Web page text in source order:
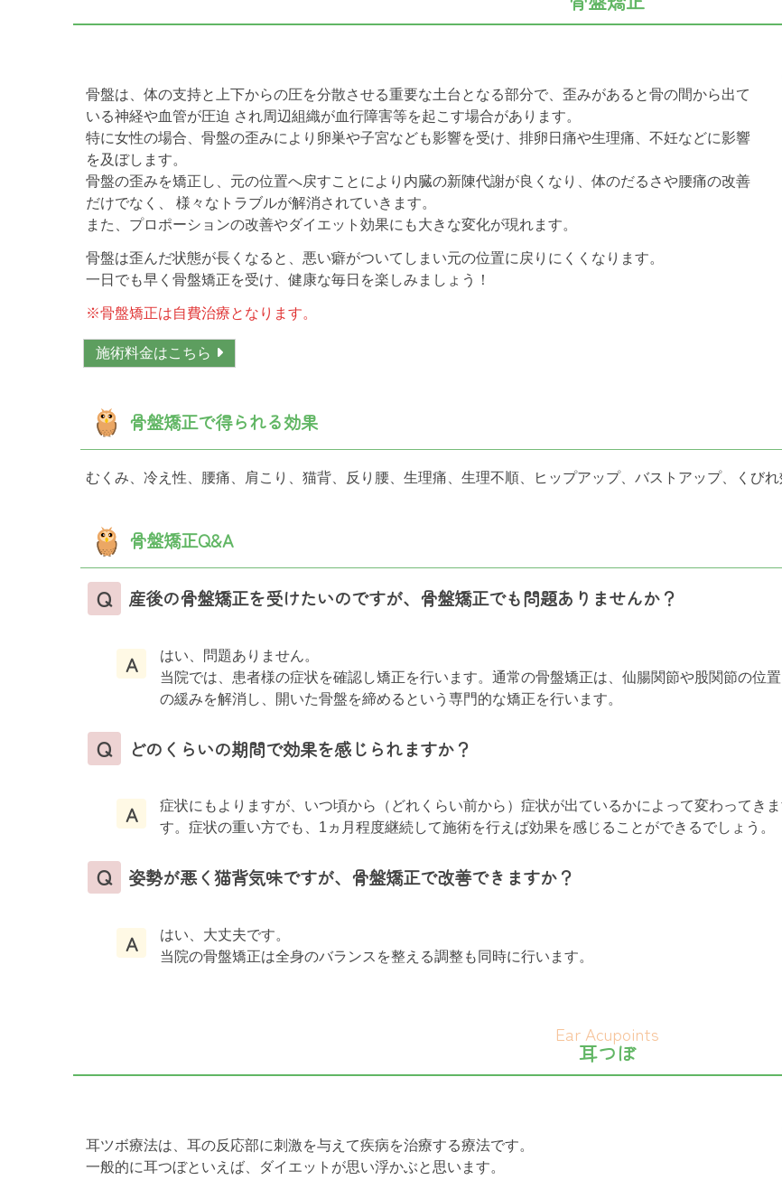
骨盤は、体の支持と上下からの圧を分散させる重要な土台となる部分で、歪みがあると骨の間から出て
いる神経や血管が圧迫 され周辺組織が血行障害等を起こす場合があります。
特に女性の場合、骨盤の歪みにより卵巣や子宮なども影響を受け、排卵日痛や生理痛、不妊などに影響
を及ぼします。
骨盤の歪みを矯正し、元の位置へ戻すことにより内臓の新陳代謝が良くなり、体のだるさや腰痛の改善
だけでなく、 様々なトラブルが解消されていきます。
また、プロポーションの改善やダイエット効果にも大きな変化が現れます。
骨盤は歪んだ状態が長くなると、悪い癖がついてしまい元の位置に戻りにくくなります。
一日でも早く骨盤矯正を受け、健康な毎日を楽しみましょう！
※骨盤矯正は自費治療となります。
施術料金はこちら
骨盤矯正で得られる効果
むくみ、冷え性、腰痛、肩こり、猫背、反り腰、生理痛、生理不順、ヒップアップ、バストアップ、く
骨盤矯正Q&A
Q 産後の骨盤矯正を受けたいのですが、骨盤矯正でも問題ありませんか？
A
はい、問題ありません。
当院では、患者様の症状を確認し矯正を行います。通常の骨盤矯正は、仙腸関節や股関節の位
の緩みを解消し、開いた骨盤を締めるという専門的な矯正を行います。
Q どのくらいの期間で効果を感じられますか？
A
症状にもよりますが、いつ頃から（どれくらい前から）症状が出ているかによって変わってき
す。症状の重い方でも、1ヵ月程度継続して施術を行えば効果を感じることができるでしょう。
Q 姿勢が悪く猫背気味ですが、骨盤矯正で改善できますか？
A
はい、大丈夫です。
当院の骨盤矯正は全身のバランスを整える調整も同時に行います。
耳つぼ
耳ツボ療法は、耳の反応部に刺激を与えて疾病を治療する療法です。
一般的に耳つぼといえば、ダイエットが思い浮かぶと思います。